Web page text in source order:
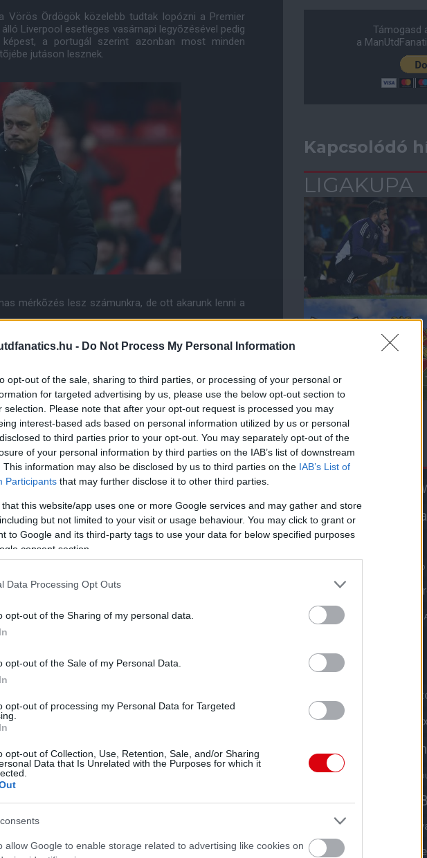
- Do Not Process My Personal Information
opt-out of the sale, sharing to third parties, or processing of your personal or
for targeted advertising by us, please use the below opt-out section to
selection. Please note that after your opt-out request is processed you may
interest-based ads based on personal information utilized by us or personal
to third parties prior to your opt-out. You may separately opt-out of the
of your personal information by third parties on the IAB’s list of downstream
This information may also be disclosed by us to third parties on the IAB’s List of
Participants that may further disclose it to other third parties.
that this website/app uses one or more Google services and may gather and store
but not limited to your visit or usage behaviour. You may click to grant or
to Google and its third-party tags to use your data for below specified purposes
consent section.
Data Processing Opt Outs
opt-out of the Sharing of my personal data.
opt-out of the Sale of my Personal Data.
opt-out of processing my Personal Data for Targeted
opt-out of Collection, Use, Retention, Sale, and/or Sharing
Data that Is Unrelated with the Purposes for which it
allow Google to enable storage related to advertising like cookies on
Vörös Ördögök közelebb tudtak lopózni a Premier
Liverpool esetleges vasárnapi legyõzésével pedig
a portugál szerint azonban most minden
jutáson lesznek.
mérkõzés lesz számunkra, de ott akarunk lenni a
elleni meccsen, a lehetõségekhez képest a
hogy oda-visszavágós a párharc, de a második
lennénk olyan eredményt elérni, amely elõnyt jelent
egy sorozat. Soha nem voltam jó abban, hogy
között. Néhány korábbi klubomnál áprilishoz érve
azért indul el egy ilyen versenyfutásban, hogy
de amikor a döntõ helyszíne átköltözött a
jelentõséggel bír a megnyerése, és miért ne
esetleg nem játszunk jól az elsõn, még akkor is ott
kell tennünk magunkat a cél érdekében."
on is!
működését!
Támogasd
a
Kapcsolódó
LIGAKUPA
Címkék
Aaron
Akadémiai
Alejandro Garnacho
Amad Diallo
Andreas Pereira
Anthony Martial
Átigazolások
Benjamin Sesko
Brandon Williams
Bryan Mbeumo
Casemiro